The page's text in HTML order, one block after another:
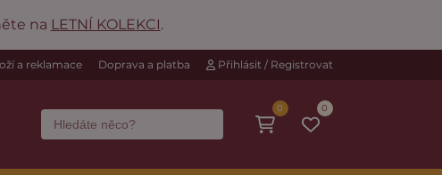
na LETNÍ KOLEKCI.
Přihlásit / Registrovat
a reklamace Doprava a platba
0
0